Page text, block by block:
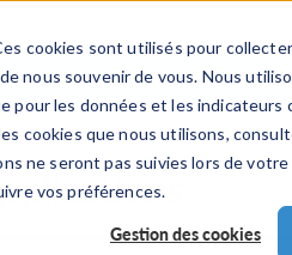
cookies sont utilisés pour
nous souvenir de vous. Nous
pour les données et les
cookies que nous utilisons,
ne seront pas suivies lors de
vos préférences.
Gestion des cookies
PRODUITS